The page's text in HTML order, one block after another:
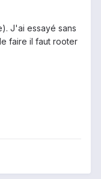
J'ai essayé sans
faire il faut rooter